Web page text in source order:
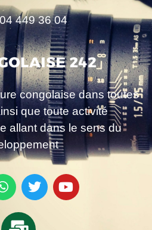
449 36 04
congolaise dans toutes
que toute activité
allant dans le sens du